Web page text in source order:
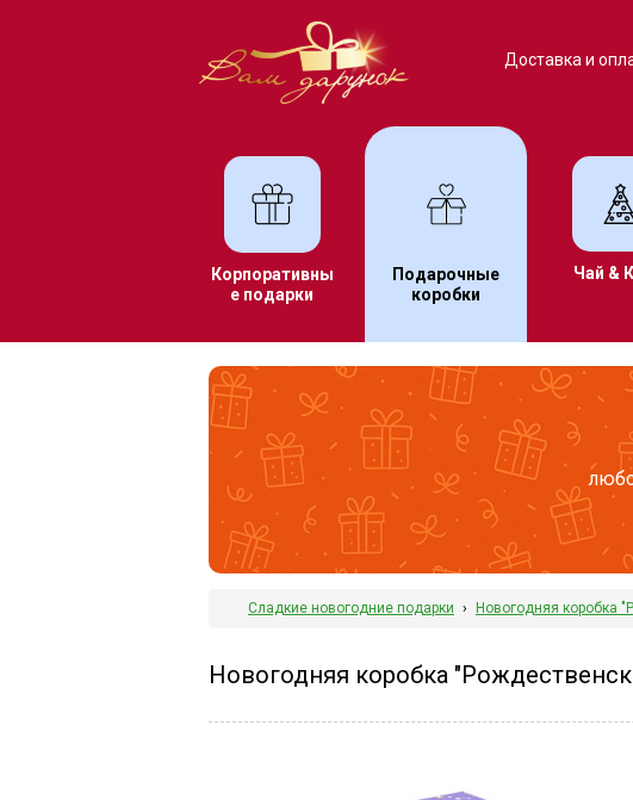
Доставка и
Корпоративны
е подарки
Подарочные
коробки
Чай &
Сладкие новогодние подарки › Новогодняя коробка
Новогодняя коробка